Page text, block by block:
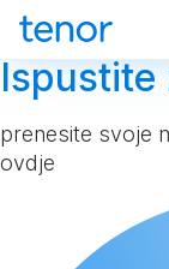
Ispustite
prenesite svoje
ovdje